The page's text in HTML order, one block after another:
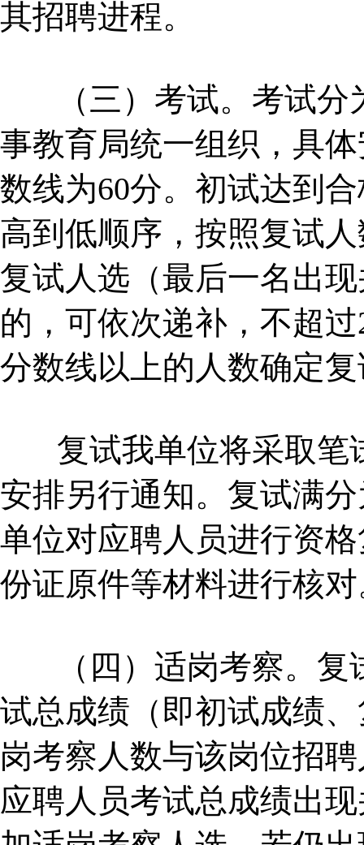
其招聘进程。
（三）考试。考试分
事教育局统一组织，具
数线为60分。初试达到
高到低顺序，按照复试
复试人选（最后一名出
的，可依次递补，不超
分数线以上的人数确定
复试我单位将采取笔
安排另行通知。复试满
单位对应聘人员进行资
份证原件等材料进行核
（四）适岗考察。复
试总成绩（即初试成绩
岗考察人数与该岗位招
应聘人员考试总成绩出